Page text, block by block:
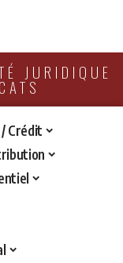
JURIDIQUE
Crédit